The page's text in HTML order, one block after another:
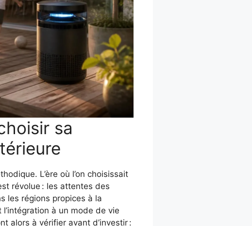
sa
L’ère où l’on choisissait
révolue : les attentes des
les régions propices à la
à un mode de vie
alors à vérifier avant d’investir :